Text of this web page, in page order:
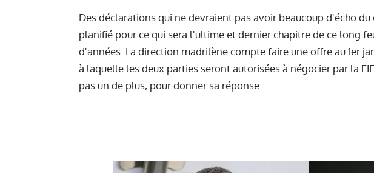
Des déclarations qui ne devraient pas avoir beaucoup d'écho
planifié pour ce qui sera l'ultime et dernier chapitre de ce long
d'années. La direction madrilène comptefaire une offre au 1er
à laquelle les deux parties seront autorisées à négocier par la
pas un de plus, pour donner sa réponse.